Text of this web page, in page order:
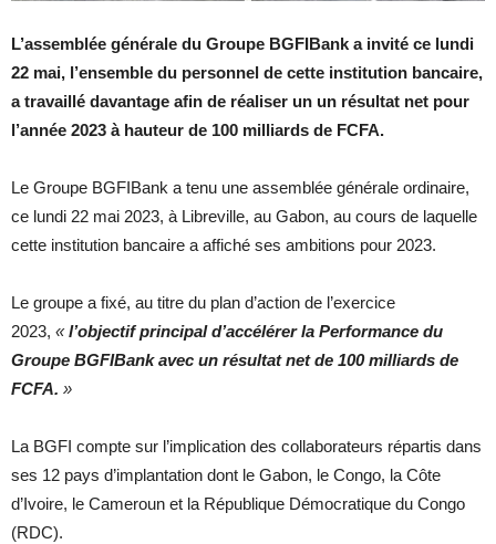
L’assemblée générale du Groupe BGFIBank a invité ce lundi
22 mai, l’ensemble du personnel de cette institution bancaire,
a travaillé davantage afin de réaliser un un résultat net pour
l’année 2023 à hauteur de 100 milliards de FCFA.
Le Groupe BGFIBank a tenu une assemblée générale ordinaire,
ce lundi 22 mai 2023, à Libreville, au Gabon, au cours de laquelle
cette institution bancaire a affiché ses ambitions pour 2023.
Le groupe a fixé, au titre du plan d’action de l’exercice
2023, «l’objectif principal d’accélérer la Performance du
Groupe BGFIBank avec un résultat net de 100 milliards de
FCFA. »
La BGFI compte sur l’implication des collaborateurs répartis dans
ses 12 pays d’implantation dont le Gabon, le Congo, la Côte
d’Ivoire, le Cameroun et la République Démocratique du Congo
(RDC).